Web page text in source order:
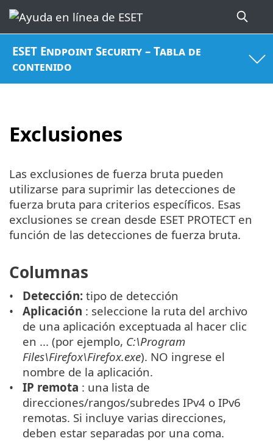
ESET Endpoint Security – Tabla de
contenido
Exclusiones
Las exclusiones de fuerza bruta pueden
utilizarse para suprimir las detecciones de
fuerza bruta para criterios específicos. Esas
exclusiones se crean desde ESET PROTECT en
función de las detecciones de fuerza bruta.
Columnas
Detección: tipo de detección
Aplicación : seleccione la ruta del archivo
de una aplicación exceptuada al hacer clic
en ... (por ejemplo, C:\Program
Files\Firefox\Firefox.exe). NO ingrese el
nombre de la aplicación.
IP remota : una lista de
direcciones/rangos/subredes IPv4 o IPv6
remotas. Si incluye varias direcciones,
deben estar separadas por una coma.